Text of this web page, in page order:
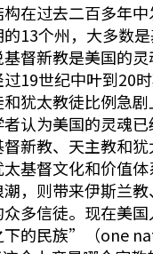
在过去二百多年
13个州，大多数
督新教是美国的灵
19世纪中叶到20
犹太教徒比例急
认为美国的灵魂
新教、天主教和犹
基督文化和价值
，则带来伊斯兰
多信徒。现在美
的民族”（one